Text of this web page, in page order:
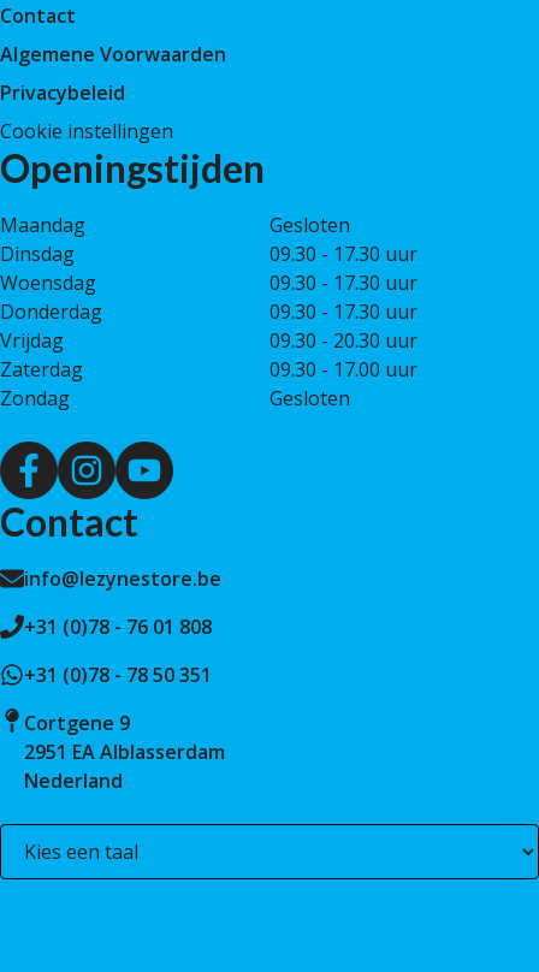
Contact
Algemene Voorwaarden
Privacybeleid
Cookie instellingen
Openingstijden
Maandag
Gesloten
Dinsdag
09.30 - 17.30 uur
Woensdag
09.30 - 17.30 uur
Donderdag
09.30 - 17.30 uur
Vrijdag
09.30 - 20.30 uur
Zaterdag
09.30 - 17.00 uur
Zondag
Gesloten
Contact
info@lezynestore.be
+31 (0)78 - 76 01 808
+31 (0)78 - 78 50 351
Cortgene 9
2951 EA Alblasserdam
Nederland